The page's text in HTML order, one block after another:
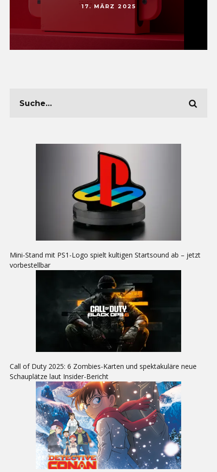
17. MÄRZ 2025
Mini-Stand mit PS1-Logo spielt kultigen Startsound ab – jetzt
vorbestellbar
Call of Duty 2025: 6 Zombies-Karten und spektakuläre neue
Schauplätze laut Insider-Bericht